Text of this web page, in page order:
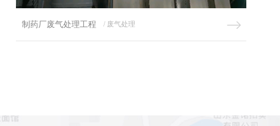
制药厂废气处理工程 / 废气处理